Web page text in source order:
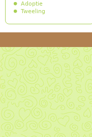
Adoptie
Tweeling